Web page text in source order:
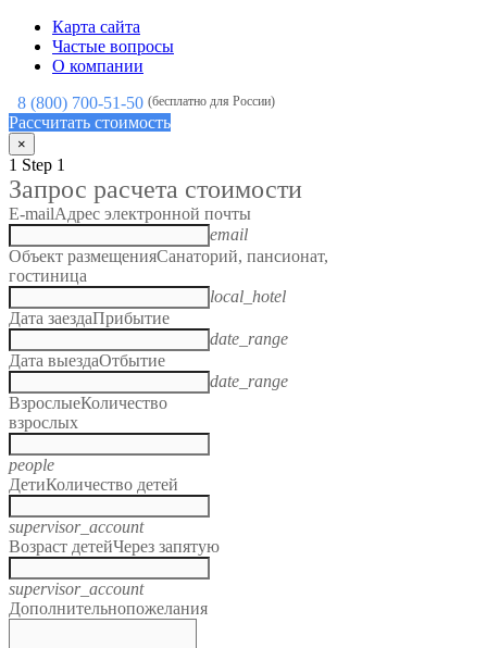
Карта сайта
Частые вопросы
О компании
8 (800) 700-51-50 (бесплатно для России)
Рассчитать стоимость
×
1 Step 1
Запрос расчета стоимости
E-mailАдрес электронной почты
email
Объект размещенияСанаторий, пансионат,
гостиница
local_hotel
Дата заездаПрибытие
date_range
Дата выездаОтбытие
date_range
ВзрослыеКоличество
взрослых
people
ДетиКоличество детей
supervisor_account
Возраст детейЧерез запятую
supervisor_account
Дополнительнопожелания